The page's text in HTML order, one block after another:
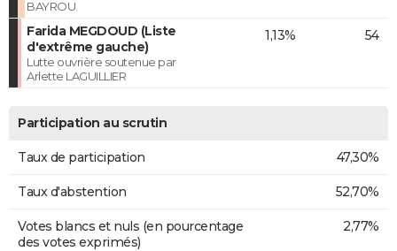
BAYROU.
Farida MEGDOUD (Liste
d'extrême gauche)
Lutte ouvrière soutenue par
Arlette LAGUILLIER
1,13% 54
Participation au scrutin
Taux de participation 47,30%
Taux d'abstention 52,70%
Votes blancs et nuls (en pourcentage
des votes exprimés)
2,77%